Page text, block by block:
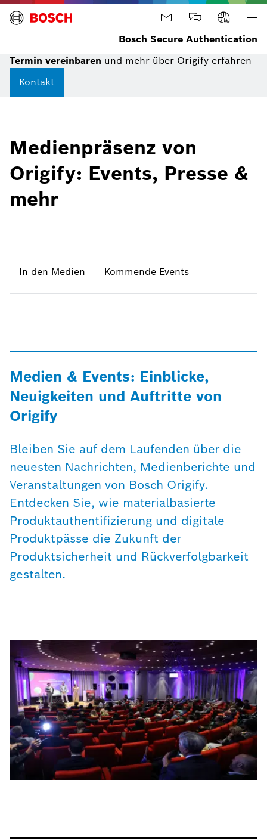
Bosch Secure Authentication
Termin vereinbaren und mehr über Origify erfahren
Kontakt
Medienpräsenz von
Origify: Events, Presse &
mehr
In den Medien Kommende Events
Medien & Events: Einblicke,
Neuigkeiten und Auftritte von
Origify
Bleiben Sie auf dem Laufenden über die
neuesten Nachrichten, Medienberichte und
Veranstaltungen von Bosch Origify.
Entdecken Sie, wie materialbasierte
Produktauthentifizierung und digitale
Produktpässe die Zukunft der
Produktsicherheit und Rückverfolgbarkeit
gestalten.